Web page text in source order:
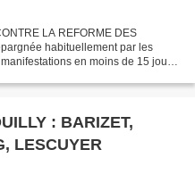
LA REFORME DES
habituellement par les
en moins de 15 jours
: BARIZET,
LESCUYER